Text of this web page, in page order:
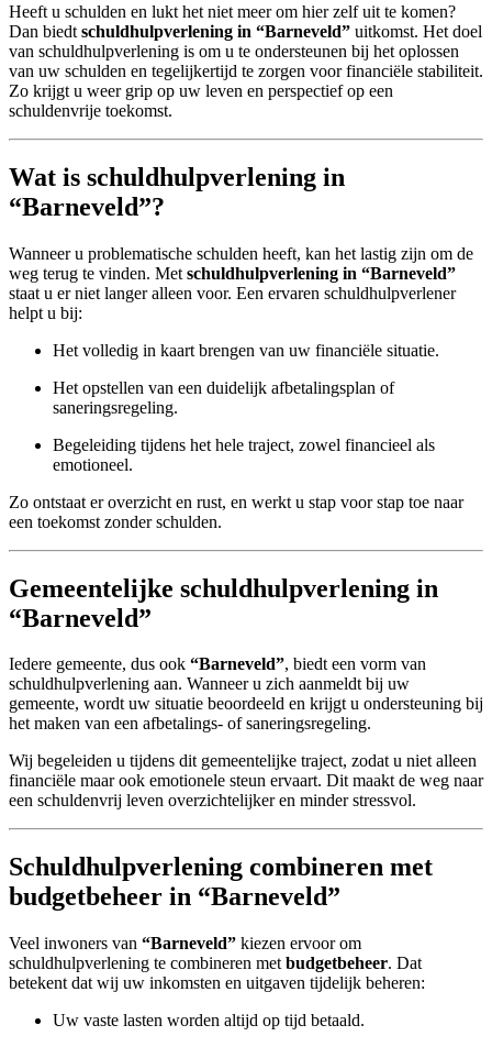
Heeft u schulden en lukt het niet meer om hier zelf uit te komen?
Dan biedt schuldhulpverlening in “Barneveld” uitkomst. Het doel
van schuldhulpverlening is om u te ondersteunen bij het oplossen
van uw schulden en tegelijkertijd te zorgen voor financiële stabiliteit.
Zo krijgt u weer grip op uw leven en perspectief op een
schuldenvrije toekomst.
Wat is schuldhulpverlening in
“Barneveld”?
Wanneer u problematische schulden heeft, kan het lastig zijn om de
weg terug te vinden. Met schuldhulpverlening in “Barneveld”
staat u er niet langer alleen voor. Een ervaren schuldhulpverlener
helpt u bij:
Het volledig in kaart brengen van uw financiële situatie.
Het opstellen van een duidelijk afbetalingsplan of
saneringsregeling.
Begeleiding tijdens het hele traject, zowel financieel als
emotioneel.
Zo ontstaat er overzicht en rust, en werkt u stap voor stap toe naar
een toekomst zonder schulden.
Gemeentelijke schuldhulpverlening in
“Barneveld”
Iedere gemeente, dus ook “Barneveld”, biedt een vorm van
schuldhulpverlening aan. Wanneer u zich aanmeldt bij uw
gemeente, wordt uw situatie beoordeeld en krijgt u ondersteuning bij
het maken van een afbetalings- of saneringsregeling.
Wij begeleiden u tijdens dit gemeentelijke traject, zodat u niet alleen
financiële maar ook emotionele steun ervaart. Dit maakt de weg naar
een schuldenvrij leven overzichtelijker en minder stressvol.
Schuldhulpverlening combineren met
budgetbeheer in “Barneveld”
Veel inwoners van “Barneveld” kiezen ervoor om
schuldhulpverlening te combineren met budgetbeheer. Dat
betekent dat wij uw inkomsten en uitgaven tijdelijk beheren:
Uw vaste lasten worden altijd op tijd betaald.